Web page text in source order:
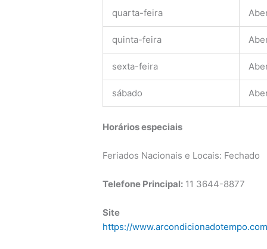
quarta-feira
quinta-feira
sexta-feira
sábado
Horários especiais
Feriados Nacionais e Locais: Fechado
Telefone Principal: 11 3644-8877
Site
https://